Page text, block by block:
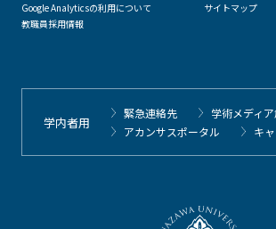
Google Analyticsの利用について
教職員採用情報
サイトマップ
学内者用
緊急連絡先
学術メディ
アカンサスポータル
キ